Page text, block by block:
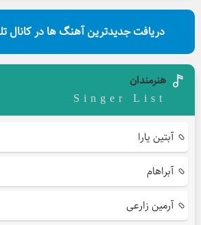
دریافت جدیدترین آهنگ ها در کانال
هنرمندان
Singer List
آبتین یارا
آبراهام
آرمین زارعی